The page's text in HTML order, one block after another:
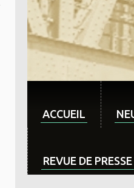
ACCUEIL
REVUE DE PRESSE